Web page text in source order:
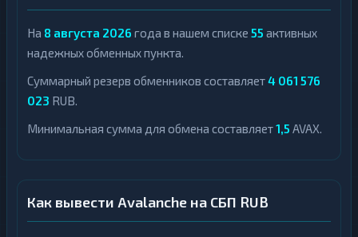
На 8 августа 2026 года в нашем списке 55 активных
надежных обменных пункта.
Суммарный резерв обменников составляет4 061 576
023 RUB.
Минимальная сумма для обмена составляет1,5 AVAX.
Как вывести Avalanche на СБП RUB